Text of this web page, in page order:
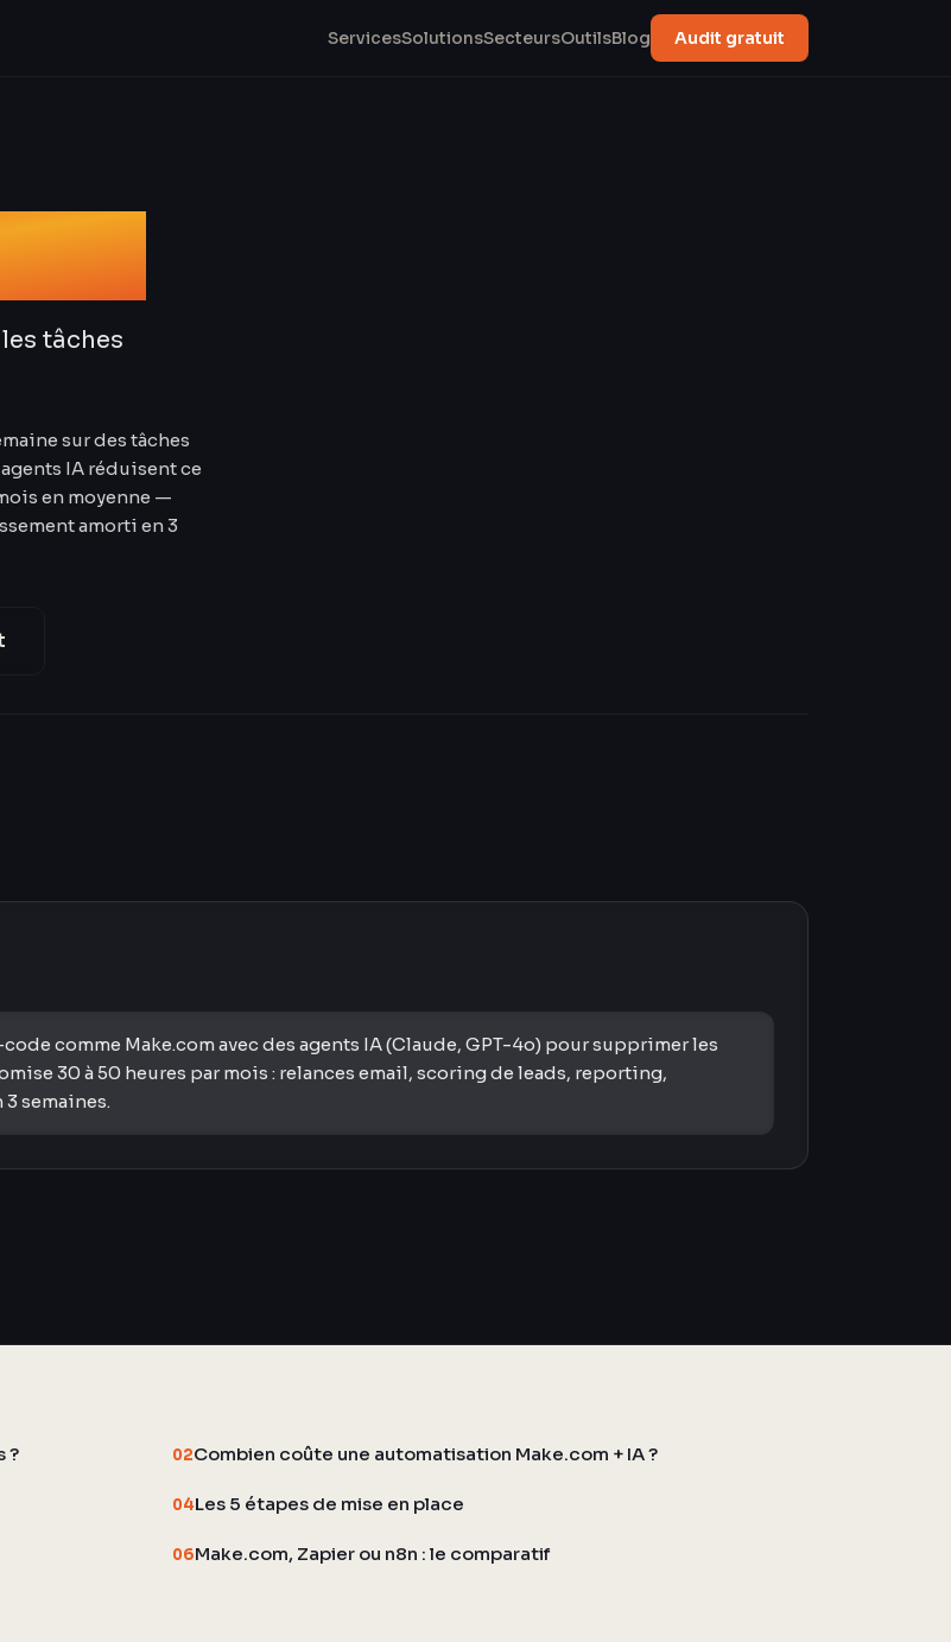
ServicesSolutionsSecteursOutilsBlog Audit gratuit
IA
tâches
sur des tâches
IA réduisent ce
en moyenne —
amorti en 3
comme Make.com avec des agents IA (Claude, GPT-4o) pour supprimer les
30 à 50 heures par mois : relances email, scoring de leads, reporting,
semaines.
? 02Combien coûte une automatisation Make.com + IA ?
04Les 5 étapes de mise en place
06Make.com, Zapier ou n8n : le comparatif